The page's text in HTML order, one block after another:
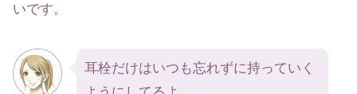
いです。
耳栓だけはいつも忘れずに持っていく